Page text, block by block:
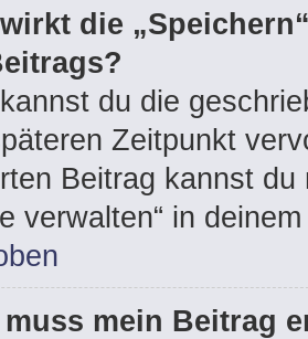
die
du die
Zeitpunkt
Beitrag kannst
verwalten“ in
muss mein Beitrag